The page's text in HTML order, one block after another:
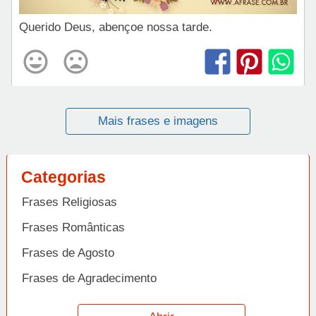
Querido Deus, abençoe nossa tarde.
Mais frases e imagens
Categorias
Frases Religiosas
Frases Românticas
Frases de Agosto
Frases de Agradecimento
Frases de Amizade